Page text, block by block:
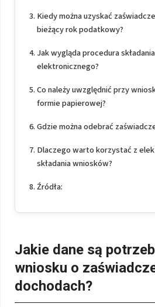
Kiedy można uzyskać
bieżący rok podatkowy?
Jak wygląda procedura
elektronicznego?
Co należy uwzględnić przy
formie papierowej?
Gdzie można odebrać
Dlaczego warto korzystać z
składania wniosków?
Źródła:
Jakie dane są
wniosku o
dochodach?